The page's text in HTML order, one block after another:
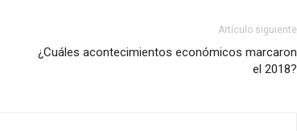
Artículo siguiente
¿Cuáles acontecimientos económicos marcaron
el 2018?